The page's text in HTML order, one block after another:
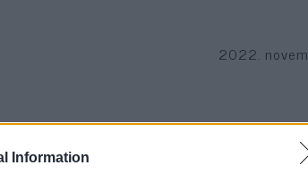
Information
2022.